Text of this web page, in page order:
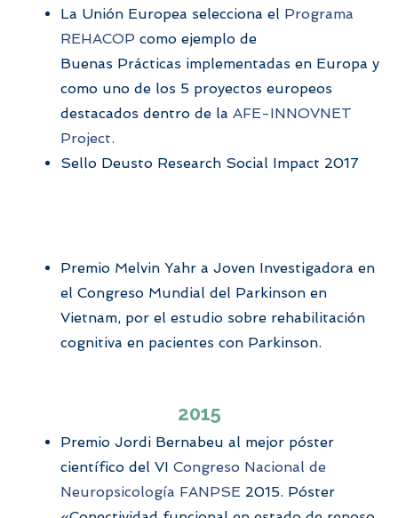
La Unión Europea selecciona el Programa
REHACOP como ejemplo de
Buenas Prácticas implementadas en Europa y
como uno de los 5 proyectos europeos
destacados dentro de la AFE-INNOVNET
Project.
Sello Deusto Research Social Impact 2017
Premio Melvin Yahr a Joven Investigadora en
el Congreso Mundial del Parkinson en
Vietnam, por el estudio sobre rehabilitación
cognitiva en pacientes con Parkinson.
2015
Premio Jordi Bernabeu al mejor póster
científico del VI Congreso Nacional de
Neuropsicología FANPSE 2015. Póster